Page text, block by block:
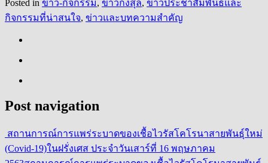
Posted in ข่าว-กิจกรรม, ข่าวกงสุล, ข่าวประชาสัมพันธ์และ
กิจกรรมที่น่าสนใจ, ข่าวและบทความสำคัญ
Post navigation
สถานการณ์การแพร่ระบาดของเชื้อไวรัสโคโรนาสายพันธุ์ใหม่
(Covid-19)ในฝรั่งเศส ประจำวันเสาร์ที่ 16 พฤษภาคม